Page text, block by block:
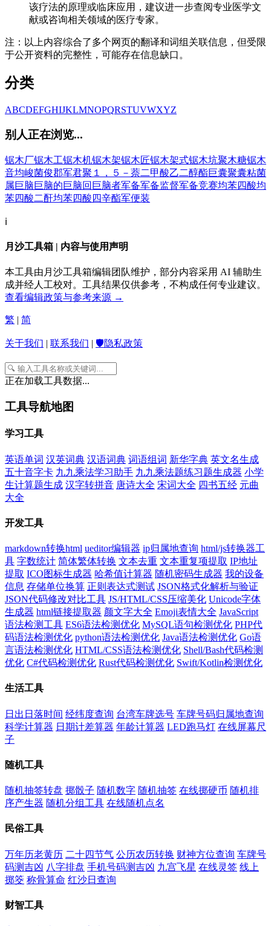
该疗法的原理或临床应用，建议进一步查阅专业医学文
献或咨询相关领域的医疗专家。
注：以上内容综合了多个网页的翻译和词组关联信息，但受限
于公开资料的完整性，可能存在信息缺口。
分类
ABCDEFGHIJKLMNOPQRSTUVWXYZ
别人正在浏览...
锯木厂锯木工锯木机锯木架锯木匠锯木架式锯木坑聚木糖锯木
音均峻菌俊郡军君聚１，５－萘二甲酸乙二醇酯巨囊聚囊粘菌
属巨脑巨脑的巨脑回 巨脑者军备军备监督军备竞赛均苯四酸均
苯四酸二酐均苯四酸四辛酯军便装
ℹ️
月沙工具箱 | 内容与使用声明
本工具由月沙工具箱编辑团队维护，部分内容采用 AI 辅助生
成并经人工校对。工具结果仅供参考，不构成任何专业建议。
查看编辑政策与参考来源 →
繁 | 简
关于我们 | 联系我们 | 🛡️隐私政策
正在加载工具数据...
工具导航地图
学习工具
英语单词 汉英词典 汉语词典 词语组词 新华字典 英文名生成
五十音字卡 九九乘法学习助手 九九乘法题练习题生成器 小学
生计算题生成 汉字转拼音 唐诗大全 宋词大全 四书五经 元曲
大全
开发工具
markdown转换html ueditor编辑器 ip归属地查询 html/js转换器工
具 字数统计 简体繁体转换 文本去重 文本重复项提取 IP地址
提取 ICO图标生成器 哈希值计算器 随机密码生成器 我的设备
信息 存储单位换算 正则表达式测试 JSON格式化解析与验证
JSON代码修改对比工具 JS/HTML/CSS压缩美化 Unicode字体
生成器 html链接提取器 颜文字大全 Emoji表情大全 JavaScript
语法检测工具 ES6语法检测优化 MySQL语句检测优化 PHP代
码语法检测优化 python语法检测优化 Java语法检测优化 Go语
言语法检测优化 HTML/CSS语法检测优化 Shell/Bash代码检测
优化 C#代码检测优化 Rust代码检测优化 Swift/Kotlin检测优化
生活工具
日出日落时间 经纬度查询 台湾车牌选号 车牌号码归属地查询
科学计算器 日期计差算器 年龄计算器 LED跑马灯 在线屏幕尺
子
随机工具
随机抽签转盘 掷骰子 随机数字 随机抽签 在线掷硬币 随机排
序产生器 随机分组工具 在线随机点名
民俗工具
万年历老黄历 二十四节气 公历农历转换 财神方位查询 车牌号
码测吉凶 八字排盘 手机号码测吉凶 九宫飞星 在线灵签 线上
掷筊 称骨算命 红沙日查询
财智工具